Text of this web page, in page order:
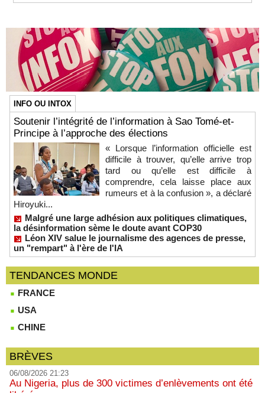
INFO OU INTOX
Soutenir l’intégrité de l’information à Sao Tomé-et-
Principe à l’approche des élections
« Lorsque l’information officielle est
difficile à trouver, qu’elle arrive trop
tard ou qu’elle est difficile à
comprendre, cela laisse place aux
rumeurs et à la confusion », a déclaré
Hiroyuki...
Malgré une large adhésion aux politiques climatiques,
la désinformation sème le doute avant COP30
Léon XIV salue le journalisme des agences de presse,
un "rempart" à l'ère de l'IA
TENDANCES MONDE
FRANCE
USA
CHINE
BRÈVES
06/08/2026 21:23
Au Nigeria, plus de 300 victimes d’enlèvements ont été